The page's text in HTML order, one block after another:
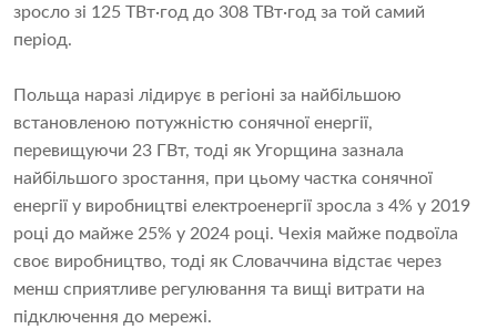
зросло зі 125 ТВт·год до 308 ТВт·год за той самий
період.
Польща наразі лідирує в регіоні за найбільшою
встановленою потужністю сонячної енергії,
перевищуючи 23 ГВт, тоді як Угорщина зазнала
найбільшого зростання, при цьому частка сонячної
енергії у виробництві електроенергії зросла з 4% у 2019
році до майже 25% у 2024 році. Чехія майже подвоїла
своє виробництво, тоді як Словаччина відстає через
менш сприятливе регулювання та вищі витрати на
підключення до мережі.